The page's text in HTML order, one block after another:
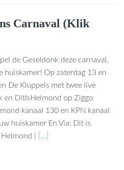
Carnaval (Klik
de Geseldonk deze carnaval,
huiskamer! Op zaterdag 13 en
De Kluppels met twee live
en DitIsHelmond op Ziggo
kanaal 130 en KPN kanaal
huiskamer En Via: Dit is
|
[…]